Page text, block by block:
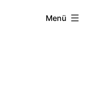
Menü